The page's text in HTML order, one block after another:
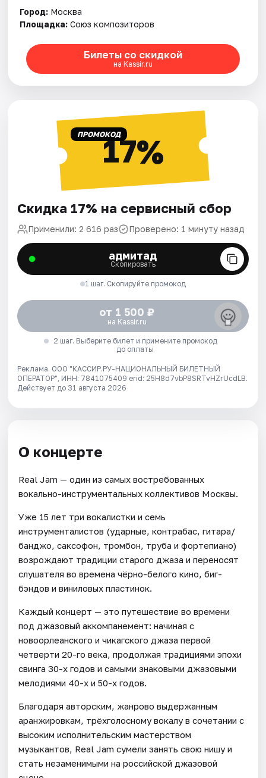
Город: Москва
Площадка: Союз композиторов
Билеты со скидкой
на Kassir.ru
ПРОМОКОД17%
Скидка 17% на сервисный сбор
Применили: 2 616 раз Проверено: 1 минуту назад
адмитад
Скопировать
1 шаг. Скопируйте промокод
от 1 500 ₽
на Kassir.ru
2 шаг. Выберите билет и примените промокод
до оплаты
Реклама. ООО "КАССИР.РУ-НАЦИОНАЛЬНЫЙ БИЛЕТНЫЙ
ОПЕРАТОР", ИНН: 7841075409 erid: 25H8d7vbP8SRTvHZrUcdLB.
Действует до 31 августа 2026
О концерте
Real Jam — один из самых востребованных
вокально-инструментальных коллективов Москвы.
Уже 15 лет три вокалистки и семь
инструменталистов (ударные, контрабас, гитара/
банджо, саксофон, тромбон, труба и фортепиано)
возрождают традиции старого джаза и переносят
слушателя во времена чёрно-белого кино, биг-
бэндов и виниловых пластинок.
Каждый концерт — это путешествие во времени
под джазовый аккомпанемент: начиная с
новоорлеанского и чикагского джаза первой
четверти 20-го века, продолжая традициями эпохи
свинга 30-х годов и самыми знаковыми джазовыми
мелодиями 40-х и 50-х годов.
Благодаря авторским, жанрово выдержанным
аранжировкам, трёхголосному вокалу в сочетании с
высоким исполнительским мастерством
музыкантов, Real Jam сумели занять свою нишу и
стать незаменимыми на российской джазовой